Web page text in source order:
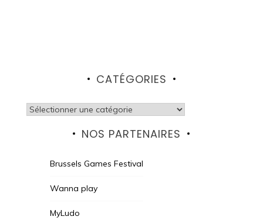
CATÉGORIES
Catégories
NOS PARTENAIRES
Brussels Games Festival
Wanna play
MyLudo